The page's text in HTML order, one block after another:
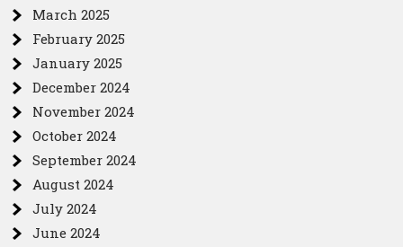
March 2025
February 2025
January 2025
December 2024
November 2024
October 2024
September 2024
August 2024
July 2024
June 2024